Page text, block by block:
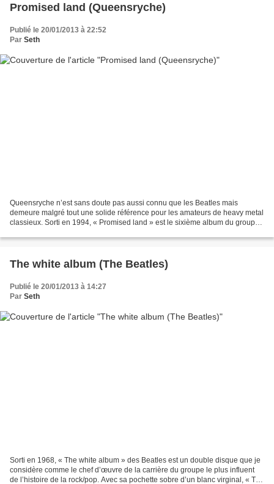
Promised land (Queensryche)
Publié le 20/01/2013 à 22:52
Par Seth
Queensryche n’est sans doute pas aussi connu que les Beatles mais
demeure malgré tout une solide référence pour les amateurs de heavy metal
classieux. Sorti en 1994, « Promised land » est le sixième album du groupe
The white album (The Beatles)
Publié le 20/01/2013 à 14:27
Par Seth
Sorti en 1968, « The white album » des Beatles est un double disque que je
considère comme le chef d’œuvre de la carrière du groupe le plus influent
de l’histoire de la rock/pop. Avec sa pochette sobre d’un blanc virginal, « The